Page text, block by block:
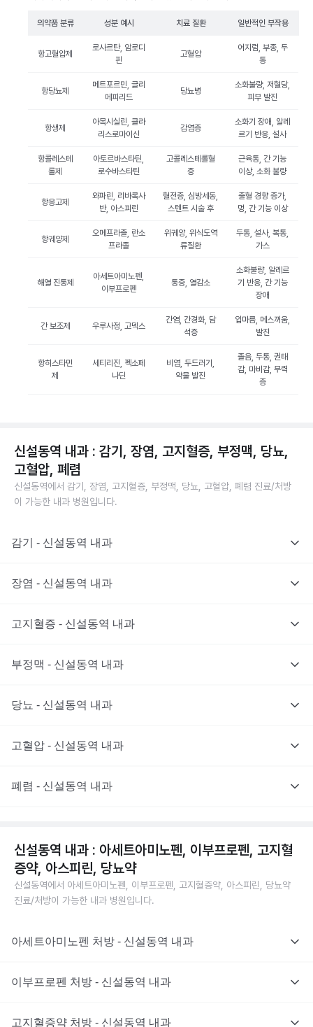
의약품 분류 성분 예시 치료 질환 일반적인 부작용
항고혈압제
로사르탄, 암로디
핀
고혈압
어지럼, 부종, 두
통
항당뇨제
메트포르민, 글리
메피리드
당뇨병
소화불량, 저혈당,
피부 발진
항생제
아목시실린, 클라
리스로마이신
감염증
소화기 장애, 알레
르기 반응, 설사
항콜레스테
롤제
아토르바스타틴,
로수바스타틴
고콜레스테롤혈
증
근육통, 간 기능
이상, 소화 불량
항응고제
와파린, 리바록사
반, 아스피린
혈전증, 심방세동,
스텐트 시술 후
출혈 경향 증가,
멍, 간 기능 이상
항궤양제
오메프라졸, 란소
프라졸
위궤양, 위식도역
류질환
두통, 설사, 복통,
가스
해열 진통제
아세트아미노펜,
이부프로펜
통증, 열감소
소화불량, 알레르
기 반응, 간 기능
장애
간 보조제 우루사정, 고덱스
간염, 간경화, 담
석증
입마름, 메스꺼움,
발진
항히스타민
제
세티리진, 펙소페
나딘
비염, 두드러기,
약물 발진
졸음, 두통, 권태
감, 마비감, 무력
증
신설동역 내과 : 감기, 장염, 고지혈증, 부정맥, 당뇨,
고혈압, 폐렴
신설동역에서 감기, 장염, 고지혈증, 부정맥, 당뇨, 고혈압, 폐렴 진료/처방
이 가능한 내과 병원입니다.
감기 - 신설동역 내과
장염 - 신설동역 내과
고지혈증 - 신설동역 내과
부정맥 - 신설동역 내과
당뇨 - 신설동역 내과
고혈압 - 신설동역 내과
폐렴 - 신설동역 내과
신설동역 내과 : 아세트아미노펜, 이부프로펜, 고지혈
증약, 아스피린, 당뇨약
신설동역에서 아세트아미노펜, 이부프로펜, 고지혈증약, 아스피린, 당뇨약
진료/처방이 가능한 내과 병원입니다.
아세트아미노펜 처방 - 신설동역 내과
이부프로펜 처방 - 신설동역 내과
고지혈증약 처방 - 신설동역 내과